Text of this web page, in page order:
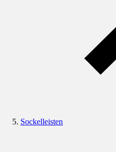
Sockelleisten